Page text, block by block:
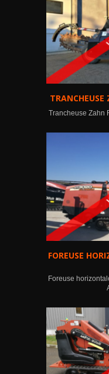
Trancheuse Zahn
FOREUSE
Foreuse